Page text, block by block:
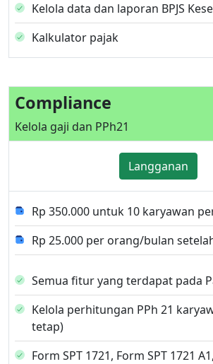
Kelola data dan laporan BPJS
Kalkulator pajak
Compliance
Kelola gaji dan PPh21
Langganan
Rp 350.000 untuk 10 karyawan
Rp 25.000 per orang/bulan
Semua fitur yang terdapat pada
Kelola perhitungan PPh 21
tetap)
Form SPT 1721, Form SPT 1721